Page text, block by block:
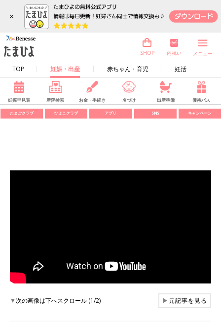
×
TOP 妊娠・出産 赤ちゃん・育児 妊活
SHOP 内祝い メニュー
妊娠早見表 産院検索 お金・手続き 名づけ 出産準備 優待パス
たまごクラブ ひよこクラブ アプリ SNS キャンペーン
▼次の画像は下へスクロール (1/2) ▶元記事を見る